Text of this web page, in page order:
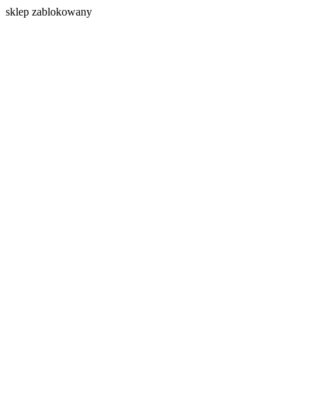
sklep zablokowany